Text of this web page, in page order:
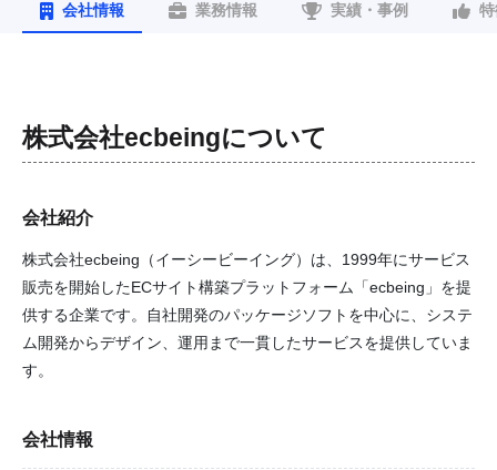
会社情報 業務情報 実績・事例
株式会社ecbeingについて
会社紹介
株式会社ecbeing（イーシービーイング）は、1999年にサービス
販売を開始したECサイト構築プラットフォーム「ecbeing」を提
供する企業です。自社開発のパッケージソフトを中心に、システ
ム開発からデザイン、運用まで一貫したサービスを提供していま
す。
会社情報